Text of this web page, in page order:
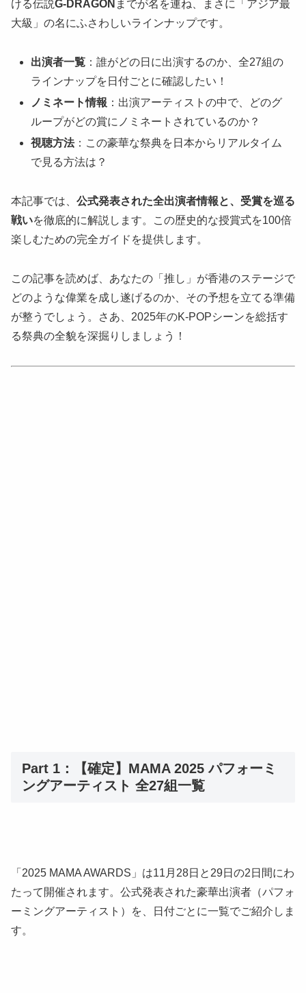
ける伝説G-DRAGON までが名を連ね、まさに「アジア最
大級」の名にふさわしいラインナップです。
出演者一覧 ：誰がどの日に出演するのか、全27組の
ラインナップを日付ごとに確認したい！
ノミネート情報 ：出演アーティストの中で、どのグ
ループがどの賞にノミネートされているのか？
視聴方法：この豪華な祭典を日本からリアルタイム
で見る方法は？
本記事では、 公式発表された全出演者情報と、受賞を巡る
戦いを徹底的に解説します。この歴史的な授賞式を100倍
楽しむための完全ガイドを提供します。
この記事を読めば、あなたの「推し」が香港のステージで
どのような偉業を成し遂げるのか、その予想を立てる準備
が整うでしょう。さあ、2025年のK-POPシーンを総括す
る祭典の全貌を深掘りしましょう！
Part 1：【確定】MAMA 2025 パフォーミ
ングアーティスト 全27組一覧
「2025 MAMA AWARDS」は11月28日と29日の2日間にわ
たって開催されます。公式発表された豪華出演者（パフォ
ーミングアーティスト）を、日付ごとに一覧でご紹介しま
す。